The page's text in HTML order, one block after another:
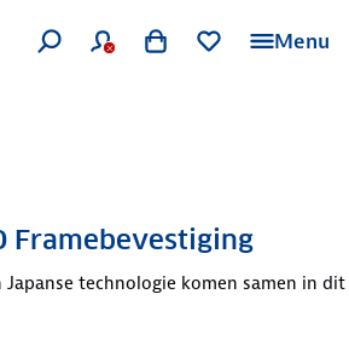
Menu
Framebevestiging
technologie komen samen in dit